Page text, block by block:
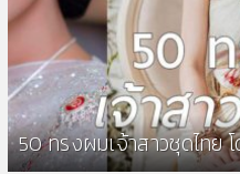
50 ทรงผมเจ้าสาวชุดไทย